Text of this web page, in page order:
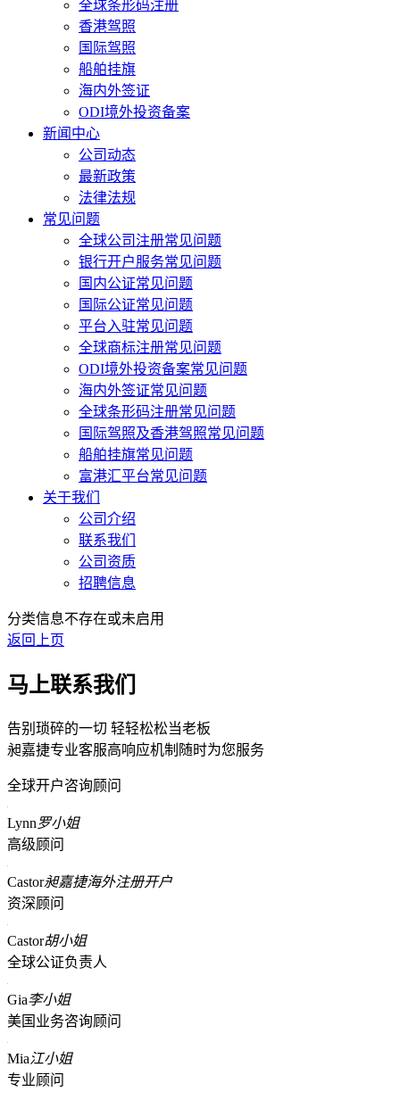
全球条形码注册
香港驾照
国际驾照
船舶挂旗
海内外签证
ODI境外投资备案
新闻中心
公司动态
最新政策
法律法规
常见问题
全球公司注册常见问题
银行开户服务常见问题
国内公证常见问题
国际公证常见问题
平台入驻常见问题
全球商标注册常见问题
ODI境外投资备案常见问题
海内外签证常见问题
全球条形码注册常见问题
国际驾照及香港驾照常见问题
船舶挂旗常见问题
富港汇平台常见问题
关于我们
公司介绍
联系我们
公司资质
招聘信息
分类信息不存在或未启用
返回上页
马上联系我们
告别琐碎的一切 轻轻松松当老板
昶嘉捷专业客服高响应机制随时为您服务
全球开户咨询顾问
Lynn罗小姐
高级顾问
Castor昶嘉捷海外注册开户
资深顾问
Castor胡小姐
全球公证负责人
Gia李小姐
美国业务咨询顾问
Mia江小姐
专业顾问